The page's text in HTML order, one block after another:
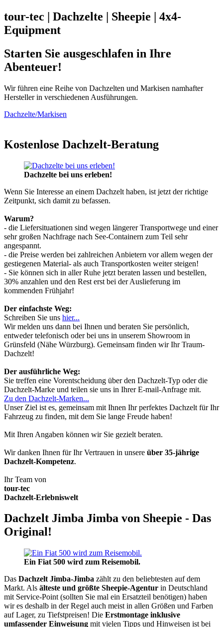
tour-tec | Dachzelte | Sheepie | 4x4-
Equipment
Starten Sie ausgeschlafen in Ihre
Abenteuer!
Wir führen eine Reihe von Dachzelten und Markisen namhafter
Hersteller in verschiedenen Ausführungen.
Dachzelte/Markisen
Kostenlose Dachzelt-Beratung
Dachzelte bei uns erleben!
Wenn Sie Interesse an einem Dachzelt haben, ist jetzt der richtige
Zeitpunkt, sich damit zu befassen.
Warum?
- die Liefersituationen sind wegen längerer Transportwege und einer
sehr großen Nachfrage nach See-Containern zum Teil sehr
angespannt.
- die Preise werden bei zahlreichen Anbietern vor allem wegen der
gestiegenen Material- als auch Transportkosten weiter steigen!
- Sie können sich in aller Ruhe jetzt beraten lassen und bestellen,
30% anzahlen und den Rest erst bei der Auslieferung im
kommenden Frühjahr!
Der einfachste Weg:
Schreiben Sie uns hier...
Wir melden uns dann bei Ihnen und beraten Sie persönlich,
entweder telefonisch oder bei uns in unserem Showroom in
Grünsfeld (Nähe Würzburg). Gemeinsam finden wir Ihr Traum-
Dachzelt!
Der ausführliche Weg:
Sie treffen eine Vorentscheidung über den Dachzelt-Typ oder die
Dachzelt-Marke und teilen sie uns in Ihrer E-mail-Anfrage mit.
Zu den Dachzelt-Marken...
Unser Ziel ist es, gemeinsam mit Ihnen Ihr perfektes Dachzelt für Ihr
Fahrzeug zu finden, mit dem Sie lange Freude haben!
Mit Ihren Angaben können wir Sie gezielt beraten.
Wir danken Ihnen für Ihr Vertrauen in unsere über 35-jährige
Dachzelt-Kompetenz.
Ihr Team von
tour-tec
Dachzelt-Erlebniswelt
Dachzelt Jimba Jimba von Sheepie - Das
Original!
Ein Fiat 500 wird zum Reisemobil.
Das Dachzelt Jimba-Jimba zählt zu den beliebtesten auf dem
Markt. Als älteste und größte Sheepie-Agentur in Deutschland
mit Service-Point (sollten Sie mal ein Ersatzteil benötigen) haben
wir es deshalb in der Regel auch meist in allen Größen und Farben
auf Lager, zu Tiefstpreisen! Die Erstmontage inklusive
umfassender Einweisung mit vielen Tipps und Hinweisen ist bei